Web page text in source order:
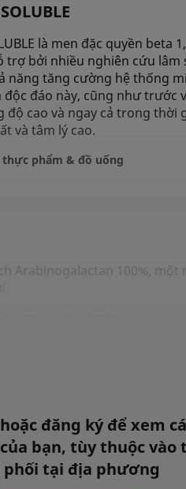
là men đặc quyền beta
trợ bởi nhiều nghiên cứu lâm
năng tăng cường hệ thống
đáo này, cũng như trước
độ cao và ngay cả trong thời
và tâm lý cao.
thực phẩm & đồ uống
Arabinogalactan 100%, một
Arabinogalactan 100% -
tự nhiên và chống oxy hóa.
đăng ký để xem
bạn, tùy thuộc vào
phối tại địa phương